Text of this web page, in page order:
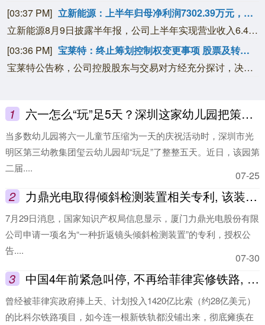
[03:37 PM]
立新能源：上半年归母净利润7302.39万元，同比增长715.75%
立新能源8月9日披露半年报，公司上半年实现营业收入6.44亿元，同比增长29.75%；归属于上市公司股东的净利润7302.39万元，同比增长715.75%；基本每股收益0.0782元/股。报告期内，公司业绩主要受到联营企业新疆华电天山发电有限公司所属“疆电外送”三通道发电项目陆续并网投运带来的投资收益增加，以及新能源补贴回款增加导致信用减值损失减少的影响。
[03:36 PM]
宝莱特：终止筹划控制权变更事项 股票及转债8月10日起复牌
宝莱特公告称，公司控股股东与交易对方经充分探讨，决定终止筹划控制权变更事项。公司股票（证券简称：宝莱特，证券代码：300246）和可转换公司债券（债券简称：宝莱转债，债券代码：123065）自2026年8月10日开市起复牌，“宝莱转债”同日恢复转股。终止该事项不会对公司生产经营造成不利影响。
1 六一怎么“玩”足5天？深圳这家幼儿园把策划权全交给孩子
07-25
当多数幼儿园将六一儿童节压缩为一天的庆祝活动时，深圳市光
明区第三幼教集团玺云幼儿园却“玩足”了整整五天。近日，该园第
二届....
2 力鼎光电取得倾斜检测装置相关专利, 该装置可高精度检测折返镜头倾斜状态
07-30
7月29日消息，国家知识产权局信息显示，厦门力鼎光电股份有限
公司申请一项名为“一种折返镜头倾斜检测装置”的专利，授权公
告....
3 中国4年前紧急叫停, 不再给菲律宾修铁路, 这步棋很有先见之明
曾经被菲律宾政府捧上天、计划投入1420亿比索（约28亿美元）
的比科尔铁路项目，如今连一根新铁轨都没铺出来，彻底瘫痪在